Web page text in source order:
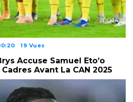
19 Vues
Accuse Samuel Eto’o
Avant La CAN 2025